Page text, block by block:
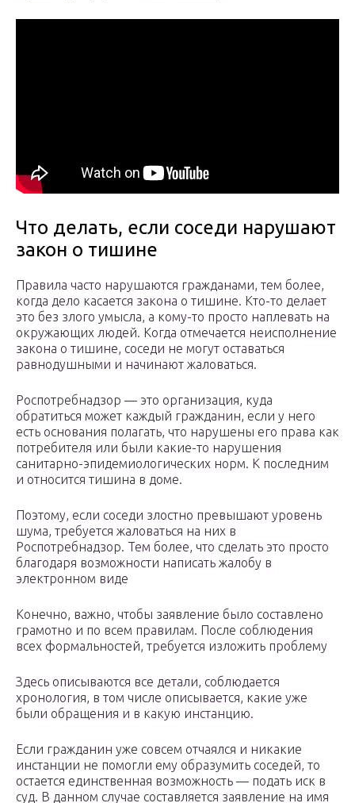
Что делать, если соседи нарушают
закон о тишине
Правила часто нарушаются гражданами, тем более,
когда дело касается закона о тишине. Кто-то делает
это без злого умысла, а кому-то просто наплевать на
окружающих людей. Когда отмечается неисполнение
закона о тишине, соседи не могут оставаться
равнодушными и начинают жаловаться.
Роспотребнадзор — это организация, куда
обратиться может каждый гражданин, если у него
есть основания полагать, что нарушены его права как
потребителя или были какие-то нарушения
санитарно-эпидемиологических норм. К последним
и относится тишина в доме.
Поэтому, если соседи злостно превышают уровень
шума, требуется жаловаться на них в
Роспотребнадзор. Тем более, что сделать это просто
благодаря возможности написать жалобу в
электронном виде
Конечно, важно, чтобы заявление было составлено
грамотно и по всем правилам. После соблюдения
всех формальностей, требуется изложить проблему
Здесь описываются все детали, соблюдается
хронология, в том числе описывается, какие уже
были обращения и в какую инстанцию.
Если гражданин уже совсем отчаялся и никакие
инстанции не помогли ему образумить соседей, то
остается единственная возможность — подать иск в
суд. В данном случае составляется заявление на имя